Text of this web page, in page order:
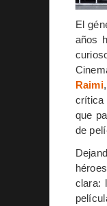
El
años
Raimi
crítica
que
de
clara: